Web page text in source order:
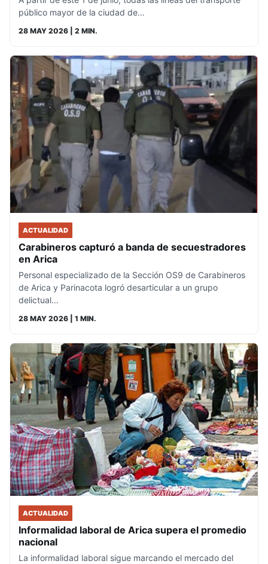
público mayor de la ciudad de…
28 MAY 2026 | 2 MIN.
ACTUALIDAD
Carabineros capturó a banda de secuestradores
en Arica
Personal especializado de la Sección OS9 de Carabineros
de Arica y Parinacota logró desarticular a un grupo
delictual…
28 MAY 2026 | 1 MIN.
ACTUALIDAD
Informalidad laboral de Arica supera el promedio
nacional
La informalidad laboral sigue marcando el mercado del